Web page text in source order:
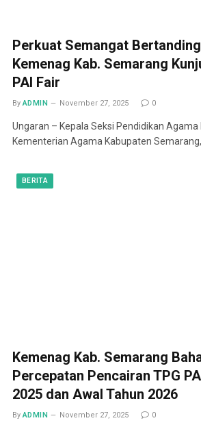
Perkuat Semangat
Kemenag Kab. Semarang
PAI Fair
By ADMIN November 27, 2025 0
Ungaran – Kepala Seksi Pendidikan Agama
Kementerian Agama Kabupaten
BERITA
Kemenag Kab. Semarang
Percepatan Pencairan TPG
2025 dan Awal Tahun 2026
By ADMIN November 27, 2025 0